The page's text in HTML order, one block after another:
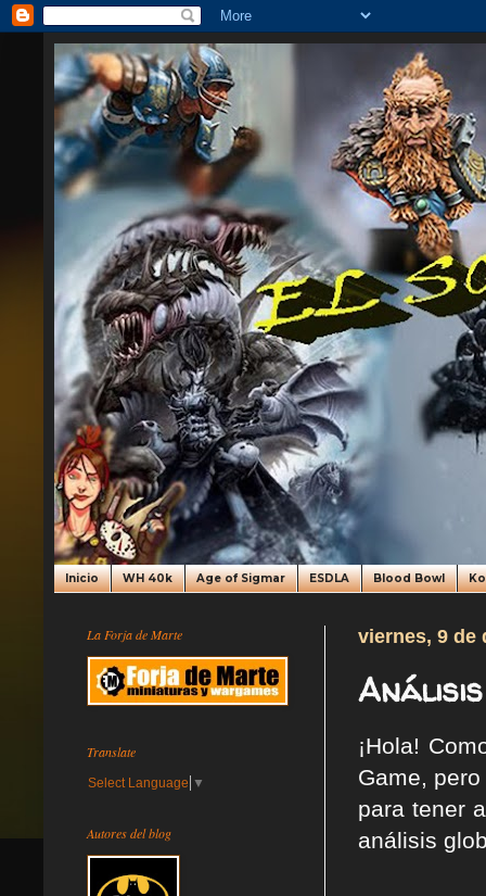
Inicio WH 40k Age of Sigmar ESDLA Blood Bowl
viernes, 9 de
¡Hola!
Game,
para tener
análisis
La Forja de Marte
Translate
Select Language ▼
Autores del blog